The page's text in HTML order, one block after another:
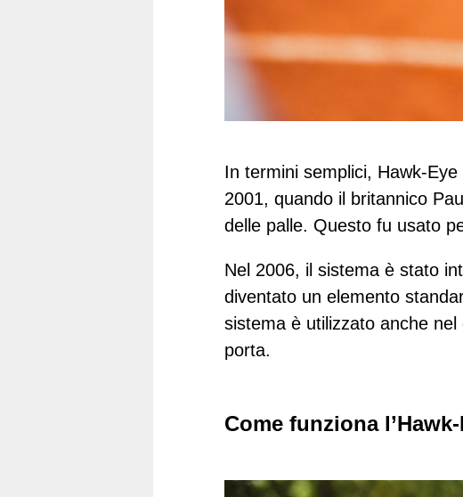
In termini semplici, Hawk-Eye
2001, quando il britannico
delle palle. Questo fu usato
Nel 2006, il sistema è stato
diventato un elemento
sistema è utilizzato anche
porta.
Come funziona